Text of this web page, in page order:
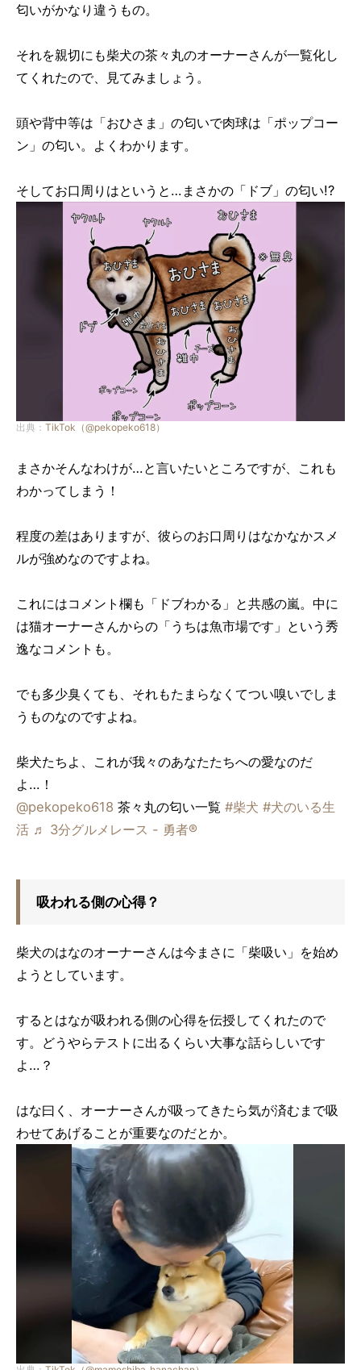
匂いがかなり違うもの。
それを親切にも柴犬の茶々丸のオーナーさんが一覧化し
てくれたので、見てみましょう。
頭や背中等は「おひさま」の匂いで肉球は「ポップコー
ン」の匂い。よくわかります。
そしてお口周りはというと…まさかの「ドブ」の匂い!?
出典： TikTok（@pekopeko618）
まさかそんなわけが…と言いたいところですが、これも
わかってしまう！
程度の差はありますが、彼らのお口周りはなかなかスメ
ルが強めなのですよね。
これにはコメント欄も「ドブわかる」と共感の嵐。中に
は猫オーナーさんからの「うちは魚市場です」という秀
逸なコメントも。
でも多少臭くても、それもたまらなくてつい嗅いでしま
うものなのですよね。
柴犬たちよ、これが我々のあなたたちへの愛なのだ
よ…！
@pekopeko618 茶々丸の匂い一覧 #柴犬 #犬のいる生
活 ♬ 3分グルメレース - 勇者®️
吸われる側の心得？
柴犬のはなのオーナーさんは今まさに「柴吸い」を始め
ようとしています。
するとはなが吸われる側の心得を伝授してくれたので
す。どうやらテストに出るくらい大事な話らしいです
よ…？
はな曰く、オーナーさんが吸ってきたら気が済むまで吸
わせてあげることが重要なのだとか。